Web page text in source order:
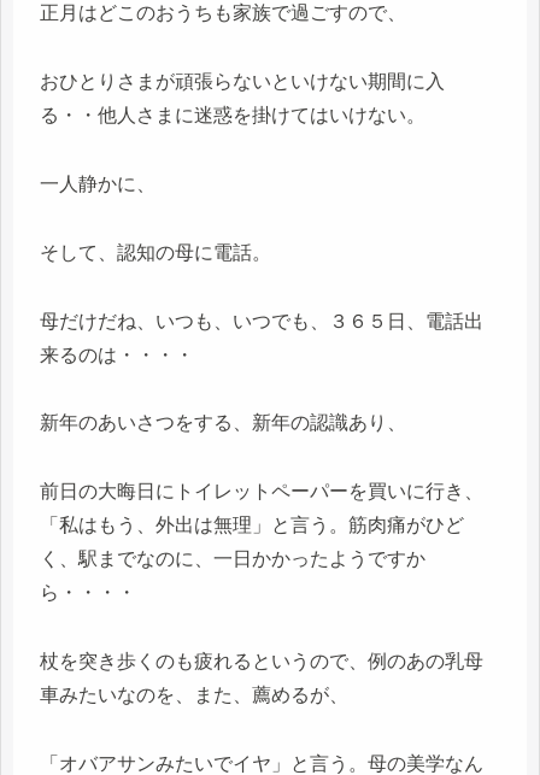
正月はどこのおうちも家族で過ごすので、
おひとりさまが頑張らないといけない期間に入
る・・他人さまに迷惑を掛けてはいけない。
一人静かに、
そして、認知の母に電話。
母だけだね、いつも、いつでも、３６５日、電話出
来るのは・・・・
新年のあいさつをする、新年の認識あり、
前日の大晦日にトイレットペーパーを買いに行き、
「私はもう、外出は無理」と言う。筋肉痛がひど
く、駅までなのに、一日かかったようですか
ら・・・・
杖を突き歩くのも疲れるというので、例のあの乳母
車みたいなのを、また、薦めるが、
「オバアサンみたいでイヤ」と言う。母の美学なん